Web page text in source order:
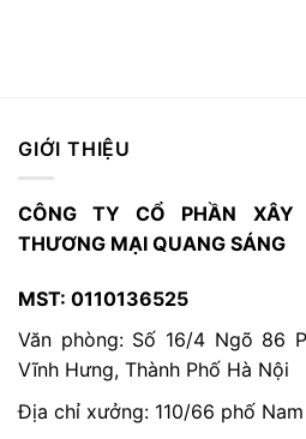
GIỚI THIỆU
CÔNG TY CỔ PHẦN
THƯƠNG MẠI QUANG SÁNG
MST: 0110136525
Văn phòng: Số 16/4 Ngõ 86
Vĩnh Hưng, Thành Phố Hà Nội
Địa chỉ xưởng: 110/66 phố